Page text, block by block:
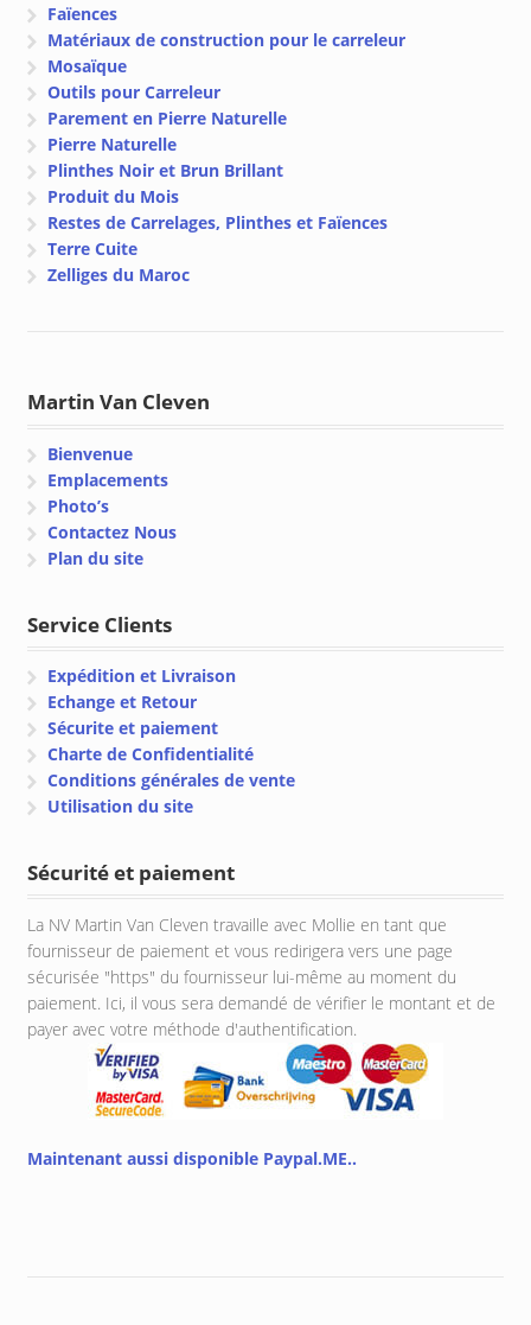
Faïences
Matériaux de construction pour le carreleur
Mosaïque
Outils pour Carreleur
Parement en Pierre Naturelle
Pierre Naturelle
Plinthes Noir et Brun Brillant
Produit du Mois
Restes de Carrelages, Plinthes et Faïences
Terre Cuite
Zelliges du Maroc
Martin Van Cleven
Bienvenue
Emplacements
Photo’s
Contactez Nous
Plan du site
Service Clients
Expédition et Livraison
Echange et Retour
Sécurite et paiement
Charte de Confidentialité
Conditions générales de vente
Utilisation du site
Sécurité et paiement
La NV Martin Van Cleven travaille avec Mollie en tant que
fournisseur de paiement et vous redirigera vers une page
sécurisée "https" du fournisseur lui-même au moment du
paiement. Ici, il vous sera demandé de vérifier le montant et de
payer avec votre méthode d'authentification.
Maintenant aussi disponible Paypal.ME..